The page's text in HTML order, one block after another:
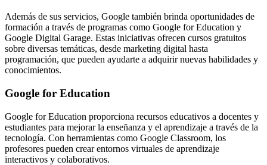
Además de sus servicios, Google también brinda oportunidades de
formación a través de programas como Google for Education y
Google Digital Garage. Estas iniciativas ofrecen cursos gratuitos
sobre diversas temáticas, desde marketing digital hasta
programación, que pueden ayudarte a adquirir nuevas habilidades y
conocimientos.
Google for Education
Google for Education proporciona recursos educativos a docentes y
estudiantes para mejorar la enseñanza y el aprendizaje a través de la
tecnología. Con herramientas como Google Classroom, los
profesores pueden crear entornos virtuales de aprendizaje
interactivos y colaborativos.